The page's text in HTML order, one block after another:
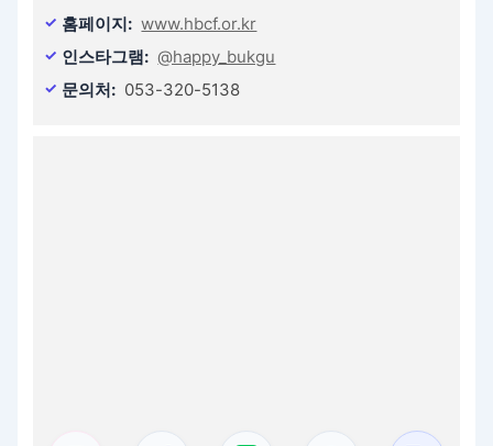
홈페이지: www.hbcf.or.kr
인스타그램: @happy_bukgu
문의처: 053-320-5138